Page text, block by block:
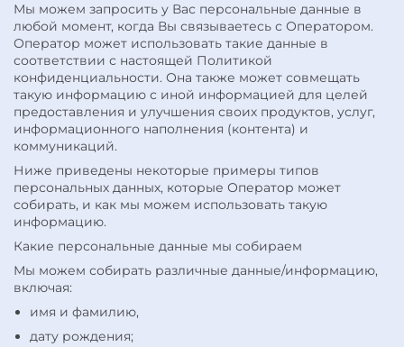
Мы можем запросить у Вас персональные данные в
любой момент, когда Вы связываетесь с Оператором.
Оператор может использовать такие данные в
соответствии с настоящей Политикой
конфиденциальности. Она также может совмещать
такую информацию с иной информацией для целей
предоставления и улучшения своих продуктов, услуг,
информационного наполнения (контента) и
коммуникаций.
Ниже приведены некоторые примеры типов
персональных данных, которые Оператор может
собирать, и как мы можем использовать такую
информацию.
Какие персональные данные мы собираем
Мы можем собирать различные данные/информацию,
включая:
имя и фамилию,
дату рождения;